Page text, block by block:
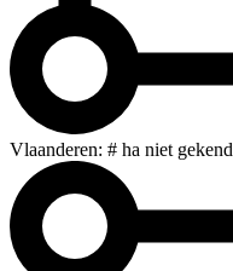
Vlaanderen: # ha niet gekend